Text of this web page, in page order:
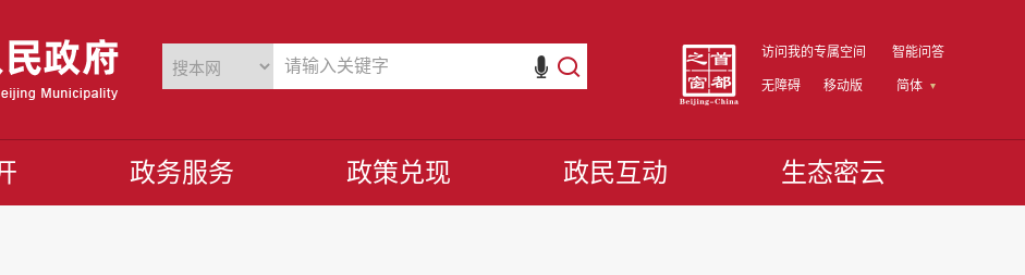
访问我的专属空间 智能问答
无障碍 移动版 简体
政务服务 政策兑现 政民互动 生态密云